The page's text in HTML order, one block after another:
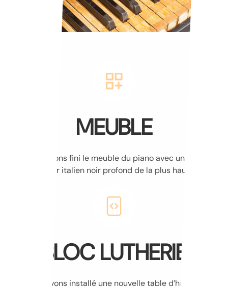
MEUBLE
Nous avons fini le meuble du piano avec un vernis
polyester italien noir profond de la plus haute qualité
BLOC LUTHERIE
Nous avons installé une nouvelle table d’harmonie